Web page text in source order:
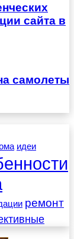
сайта в
самолеты
идеи
ремонт